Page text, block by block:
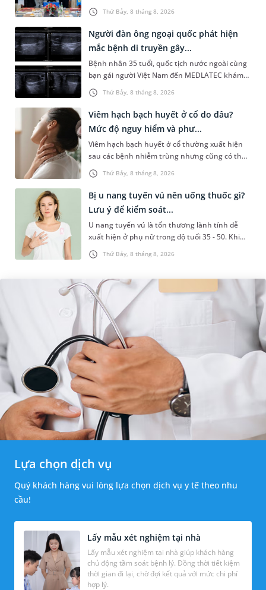
Thứ Bảy, 8 tháng 8, 2026
Quản lý Bệnh viện (HIS - Hospital Information
System) giai đoạn mới. Dự á...
Thứ Bảy, 8 tháng 8, 2026
Người đàn ông ngoại quốc phát hiện
mắc bệnh di truyền gây...
Bệnh nhân 35 tuổi, quốc tịch nước ngoài cùng
bạn gái người Việt Nam đến MEDLATEC khám
sức khỏe tiền hôn nhân. Qua thăm khám và
làm các xét nghiệm chuyên sâu,...
Thứ Bảy, 8 tháng 8, 2026
Viêm hạch bạch huyết ở cổ do đâu?
Mức độ nguy hiểm và phư...
Viêm hạch bạch huyết ở cổ thường xuất hiện
sau các bệnh nhiễm trùng nhưng cũng có thể
liên quan đến lao hạch hoặc ung thư. Để tìm
hiểu nguyên nhân gây viêm,...
Thứ Bảy, 8 tháng 8, 2026
Bị u nang tuyến vú nên uống thuốc gì?
Lưu ý để kiểm soát...
U nang tuyến vú là tổn thương lành tính dễ
xuất hiện ở phụ nữ trong độ tuổi 35 - 50. Khi
được chẩn đoán mắc bệnh, nhiều người
thường băn khoăn u nang tuyến v...
Lựa chọn dịch vụ
Quý khách hàng vui lòng lựa chọn dịch vụ y tế theo nhu
cầu!
Lấy mẫu xét nghiệm tại nhà
Lấy mẫu xét nghiệm tại nhà giúp khách hàng
chủ động tầm soát bệnh lý. Đồng thời tiết kiệm
thời gian đi lại, chờ đợi kết quả với mức chi phí
hợp lý.